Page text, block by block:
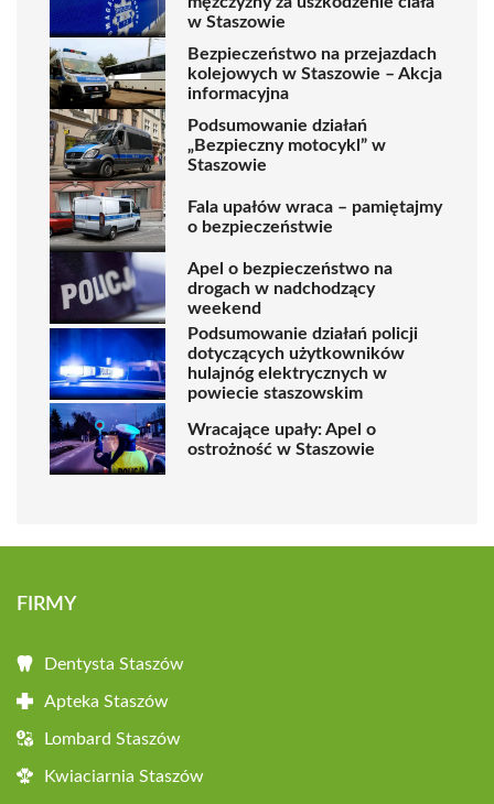
w Staszowie
Bezpieczeństwo na przejazdach
kolejowych w Staszowie – Akcja
informacyjna
Podsumowanie działań
„Bezpieczny motocykl” w
Staszowie
Fala upałów wraca – pamiętajmy
o bezpieczeństwie
Apel o bezpieczeństwo na
drogach w nadchodzący
weekend
Podsumowanie działań policji
dotyczących użytkowników
hulajnóg elektrycznych w
powiecie staszowskim
Wracające upały: Apel o
ostrożność w Staszowie
FIRMY
Dentysta Staszów
Apteka Staszów
Lombard Staszów
Kwiaciarnia Staszów